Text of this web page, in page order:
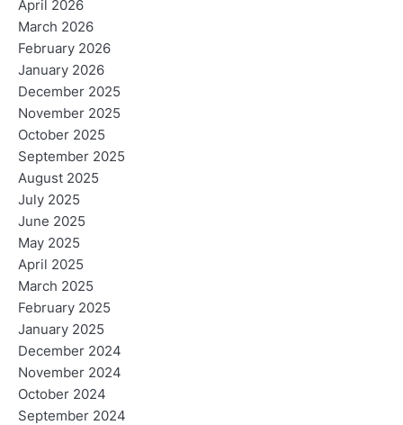
April 2026
March 2026
February 2026
January 2026
December 2025
November 2025
October 2025
September 2025
August 2025
July 2025
June 2025
May 2025
April 2025
March 2025
February 2025
January 2025
December 2024
November 2024
October 2024
September 2024